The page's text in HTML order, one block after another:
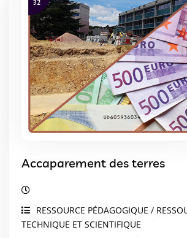
Accaparement des terres
RESSOURCE PÉDAGOGIQUE /
TECHNIQUE ET SCIENTIFIQUE